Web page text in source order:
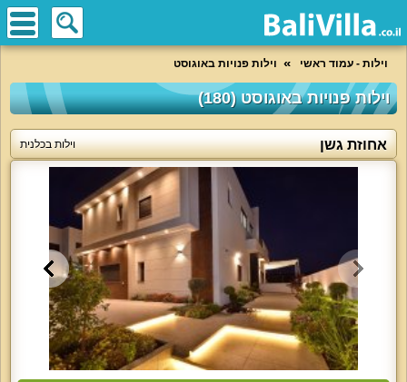
וילות - עמוד ראשי וילות פנויות באוגוסט
וילות פנויות באוגוסט (180)
אחוזת גשן וילות בכלנית